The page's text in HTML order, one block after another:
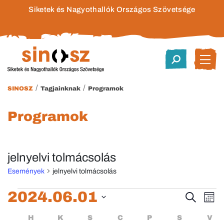
Siketek és Nagyothallók Országos Szövetsége
SINOSZ / Tagjainknak / Programok
Programok
jelnyelvi tolmácsolás
Események jelnyelvi tolmácsolás
Események
Keresett
kifejezés
2024.06.01
H HÉTFŐ
K KEDD
S SZERDA
C CSÜTÖRTÖK
P PÉNTEK
S V